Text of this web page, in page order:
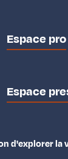
Espace pro
Espace
d'explorer la